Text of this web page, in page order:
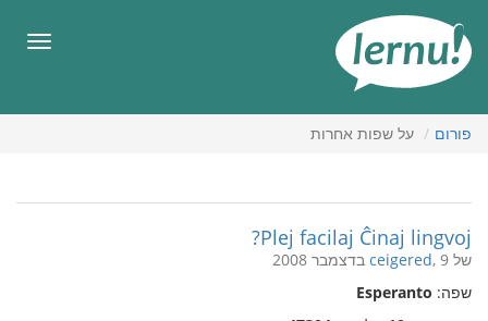
העניינים
פורום על שפות אחרות
Plej facilaj Ĉinaj lingvoj?
של ceigered, 9 בדצמבר 2008
שפה: Esperanto